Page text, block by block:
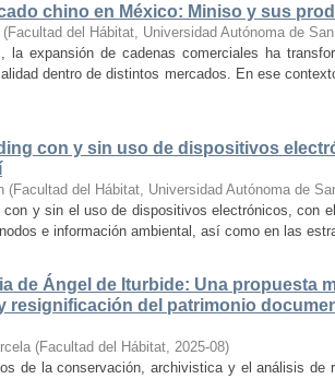
chino en México: Miniso y sus
(Facultad del Hábitat, Universidad Autónoma de
la expansión de cadenas comerciales ha
dentro de distintos mercados. En ese
con y sin uso de dispositivos
(Facultad del Hábitat, Universidad Autónoma de
y sin el uso de dispositivos electrónicos, con
e información ambiental, así como en las
de Ángel de Iturbide: Una propuesta
resignificación del patrimonio
(Facultad del Hábitat, 2025-08)
de la conservación, archivistica y el análisis de